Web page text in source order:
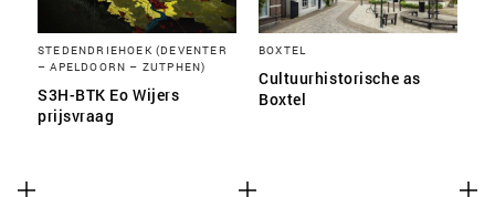
STEDENDRIEHOEK (DEVENTER
– APELDOORN – ZUTPHEN)
S3H-BTK Eo Wijers
prijsvraag
BOXTEL
Cultuurhistorische as
Boxtel